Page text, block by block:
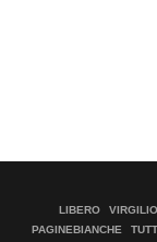
LIBERO VIRGILIO
PAGINEBIANCHE